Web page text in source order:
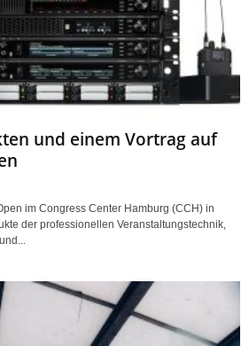
und einem Vortrag auf
im Congress Center Hamburg (CCH) in
der professionellen Veranstaltungstechnik,